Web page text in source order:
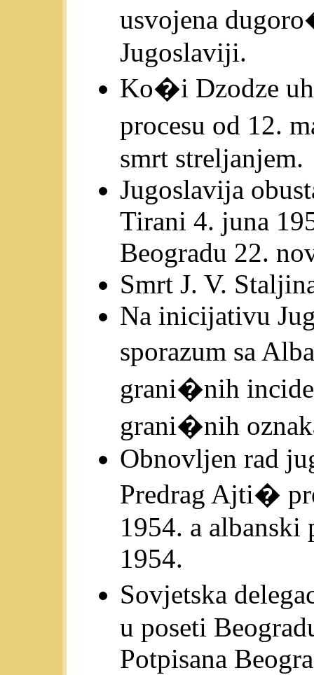
usvojena
Jugoslaviji.
Ko�i Dzodze
procesu od 12.
smrt streljanjem.
Jugoslavija
Tirani 4. juna
Beogradu 22.
Smrt J. V.
Na inicijativu
sporazum sa
grani�nih
grani�nih
Obnovljen rad
Predrag Ajti�
1954. a albanski
1954.
Sovjetska
u poseti
Potpisana